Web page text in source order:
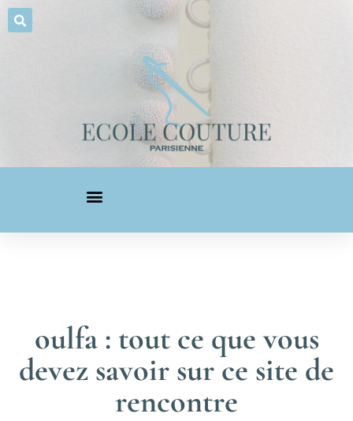
oulfa : tout ce que vous
devez savoir sur ce site de
rencontre